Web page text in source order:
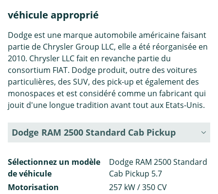
véhicule approprié
Dodge est une marque automobile américaine faisant
partie de Chrysler Group LLC, elle a été réorganisée en
2010. Chrysler LLC fait en revanche partie du
consortium FIAT. Dodge produit, outre des voitures
particulières, des SUV, des pick-up et également des
monospaces et est considéré comme un fabricant qui
jouit d'une longue tradition avant tout aux Etats-Unis.
Dodge RAM 2500 Standard Cab Pickup
Sélectionnez un modèle
de véhicule
Dodge RAM 2500 Standard
Cab Pickup 5.7
Motorisation
257 kW / 350 CV